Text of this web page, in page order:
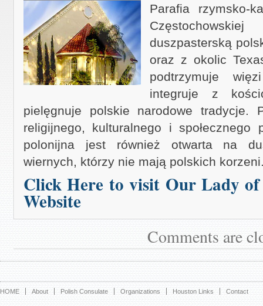
Parafia rzymsko-
duszpasterską
oraz z okolic
podtrzymuje
integruje z
pielęgnuje polskie narodowe tradycje.
religijnego, kulturalnego i społecznego
polonijna jest również otwarta na
wiernych, którzy nie mają polskich
Click Here to visit Our Lady of
Website
Comments are
HOME About Polish Consulate Organizations Houston Links Contact